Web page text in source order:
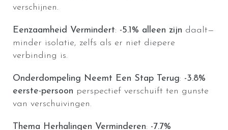
verschijnen.
Eenzaamheid Vermindert: -5.1% alleen zijn daalt—
minder isolatie, zelfs als er niet diepere
verbinding is.
Onderdompeling Neemt Een Stap Terug: -3.8%
eerste-persoon perspectief verschuift ten gunste
van verschuivingen.
Thema Herhalingen Verminderen: -7.7%